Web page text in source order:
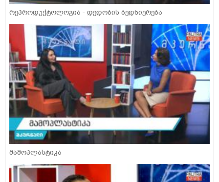
რეპროდუქტოლოგია - დედობის ბედნიერება
მამოპლასტიკა